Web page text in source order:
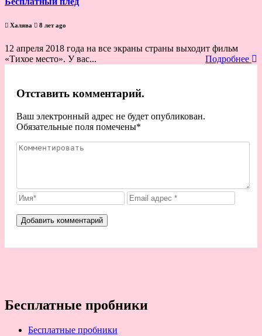
Халява 8 лет ago
12 апреля 2018 года на все экраны страны выходит фильм
«Тихое место». У вас...
Подробнее
Отставить комментарий.
Ваш электронный адрес не будет опубликован.
Обязательные поля помечены*
Бесплатные пробники
Бесплатные пробники